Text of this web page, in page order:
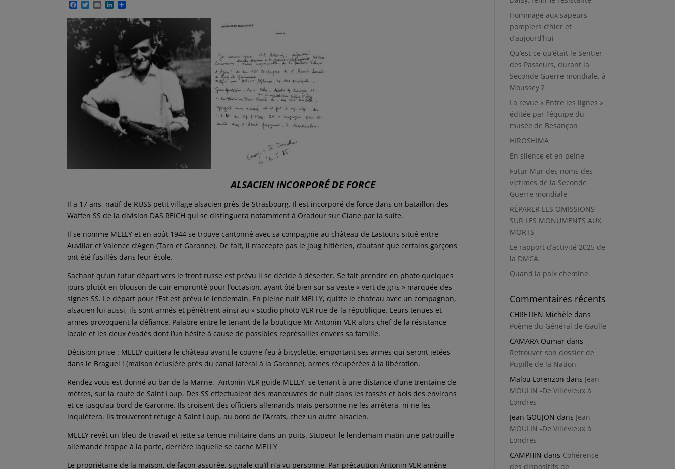
F
c
e
b
o
o
T
i
t
t
e
E
a
L
n
k
e
d
I
n
r
r
ALSACIEN INCORPORÉ DE FORCE
Il a 17 ans, natif de RUSS petit village alsacien près de Strasbourg. Il est incorporé de force dans un bataillon des
Waffen SS de la division DAS REICH qui se distinguera notamment à Oradour sur Glane par la suite.
Il se nomme MELLY et en août 1944 se trouve cantonné avec sa compagnie au château de Lastours situé entre
Auvillar et Valence d’Agen (Tarn et Garonne). De fait, il n’accepte pas le joug hitlérien, d’autant que certains garçons
ont été fusillés dans leur école.
Sachant qu’un futur départ vers le front russe est prévu il se décide à déserter. Se fait prendre en photo quelques
jours plutôt en blouson de cuir emprunté pour l’occasion, ayant ôté bien sur sa veste « vert de gris » marquée des
signes SS. Le départ pour l’Est est prévu le lendemain. En pleine nuit MELLY, quitte le chateau avec un compagnon,
alsacien lui aussi, ils sont armés et pénètrent ainsi au » studio photo VER rue de la république. Leurs tenues et
armes provoquent la défiance. Palabre entre le tenant de la boutique Mr Antonin VER alors chef de la résistance
locale et les deux évadés dont l’un hésite à cause de possibles représailles envers sa famille.
Décision prise : MELLY quittera le château avant le couvre-feu à bicyclette, emportant ses armes qui seront jetées
dans le Braguel ! (maison éclusière près du canal latéral à la Garonne), armes récupérées à la libération.
Rendez vous est donné au bar de la Marne. Antonin VER guide MELLY, se tenant à une distance d’une trentaine de
mètres, sur la route de Saint Loup. Des SS effectuaient des manœuvres de nuit dans les fossés et bois des environs
et ce jusqu’au bord de Garonne. Ils croisent des officiers allemands mais personne ne les arrêtera, ni ne les
inquiétera. Ils trouveront refuge à Saint Loup, au bord de l’Arrats, chez un autre alsacien.
MELLY revêt un bleu de travail et jette sa tenue militaire dans un puits. Stupeur le lendemain matin une patrouille
allemande frappe à la porte, derrière laquelle se cache MELLY
Le propriétaire de la maison, de façon assurée, signale qu’il n’a vu personne. Par précaution Antonin VER amène
Hommage aux sapeurs-
pompiers d’hier et
d’aujourd’hui
Qu’est-ce qu’était le Sentier
des Passeurs, durant la
Seconde Guerre mondiale, à
Moussey ?
La revue « Entre les lignes »
éditée par l’équipe du
musée de Besançon
HIROSHIMA
En silence et en peine
Futur Mur des noms des
victimes de la Seconde
Guerre mondiale
RÉPARER LES OMISSIONS
SUR LES MONUMENTS AUX
MORTS
Le rapport d’activité 2025 de
la DMCA.
Quand la paix chemine
Commentaires récents
CHRETIEN Michèle dans
Poème du Général de Gaulle
CAMARA Oumar dans
Retrouver son dossier de
Pupille de la Nation
Malou Lorenzon dans Jean
MOULIN -De Villevieux à
Londres
Jean GOUJON dans Jean
MOULIN -De Villevieux à
Londres
CAMPHIN dans Cohérence
des dispositifs de